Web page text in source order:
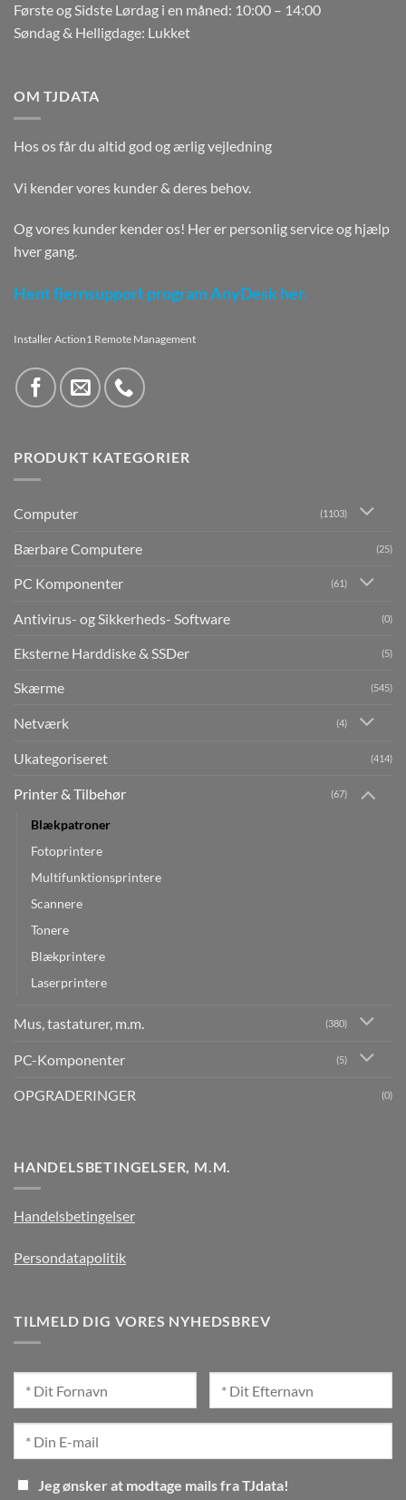
Første og Sidste Lørdag i en måned: 10:00 – 14:00
Søndag & Helligdage: Lukket
OM TJDATA
Hos os får du altid god og ærlig vejledning
Vi kender vores kunder & deres behov.
Og vores kunder kender os! Her er personlig service og hjælp
hver gang.
Hent fjernsupport program AnyDesk her.
Installer Action1 Remote Management
PRODUKT KATEGORIER
Computer (1103)
Bærbare Computere (25)
PC Komponenter (61)
Antivirus- og Sikkerheds- Software (0)
Eksterne Harddiske & SSDer (5)
Skærme (545)
Netværk (4)
Ukategoriseret (414)
Printer & Tilbehør (67)
Blækpatroner
Fotoprintere
Multifunktionsprintere
Scannere
Tonere
Blækprintere
Laserprintere
Mus, tastaturer, m.m. (380)
PC-Komponenter (5)
OPGRADERINGER (0)
HANDELSBETINGELSER, M.M.
Handelsbetingelser
Persondatapolitik
TILMELD DIG VORES NYHEDSBREV
Jeg ønsker at modtage mails fra TJdata!